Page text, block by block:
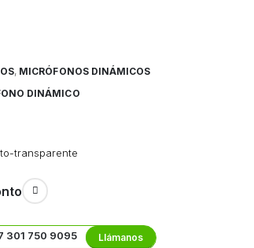
, MICRÓFONOS DINÁMICOS
DINÁMICO
301 750 9095 Llámanos